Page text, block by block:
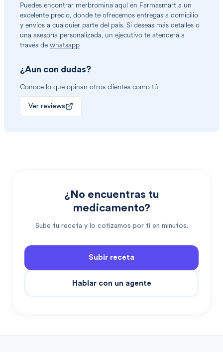
Puedes encontrar merbromina aquí en Farmasmart a un
excelente precio, donde te ofrecemos entregas a domicilio
y envíos a cualquier parte del país. Si deseas más detalles o
una asesoría personalizada, un ejecutivo te atenderá a
través de whatsapp
¿Aun con dudas?
Conoce lo que opinan otros clientes como tú
Ver reviews
¿No encuentras tu
medicamento?
Sube tu receta y lo cotizamos por ti en minutos.
Subir receta
Hablar con un agente